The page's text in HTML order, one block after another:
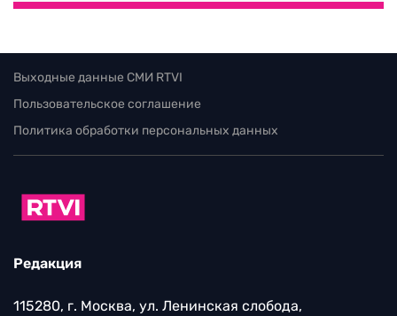
Выходные данные СМИ RTVI
Пользовательское соглашение
Политика обработки персональных данных
Редакция
115280, г. Москва, ул. Ленинская слобода,